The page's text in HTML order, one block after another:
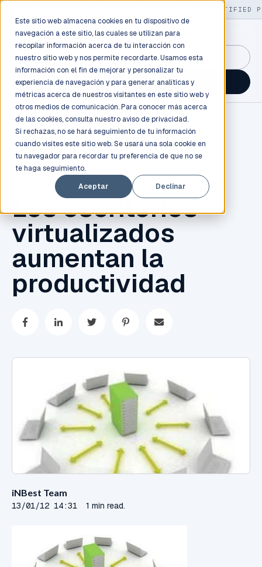
Este sitio web almacena cookies en tu dispositivo de
navegación a este sitio, las cuales se utilizan para
recopilar información acerca de tu interacción con
nuestro sitio web y nos permite recordarte. Usamos esta
información con el fin de mejorar y personalizar tu
experiencia de navegación y para generar analíticas y
métricas acerca de nuestros visitantes en este sitio web y
otros medios de comunicación. Para conocer más acerca
de las cookies, consulta nuestro aviso de privacidad.
Si rechazas, no se hará seguimiento de tu información
cuando visites este sitio web. Se usará una sola cookie en
tu navegador para recordar tu preferencia de que no se
te haga seguimiento.
Aceptar
Declinar
130+ CERTIFIED
GuidancePlex →
Talk to an engineer →
VIRTUALIZACIÓN
Los escritorios
virtualizados
aumentan la
productividad
iNBest Team
13/01/12 14:31 1 min read.